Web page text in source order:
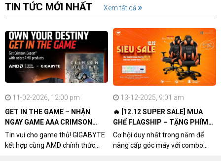
TIN TỨC MỚI NHẤT Xem tất cả
11-02-2026, 12:00 pm
GET IN THE GAME – NHẬN
NGAY GAME AAA CRIMSON
DESERT CÙNG GIGABYTE &
AMD
Tin vui cho game thủ! GIGABYTE
kết hợp cùng AMD chính thức
13-12-2025, 9:01 am
🔥 [12.12 SUPER SALE] MUA
GHẾ FLAGSHIP – TẶNG PHÍM
CƠ XỊN
Cơ hội duy nhất trong năm để
nâng cấp góc máy với combo